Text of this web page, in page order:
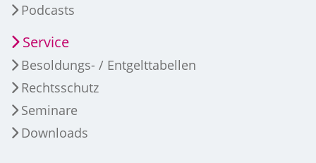
Podcasts
Service
Besoldungs- / Entgelttabellen
Rechtsschutz
Seminare
Downloads